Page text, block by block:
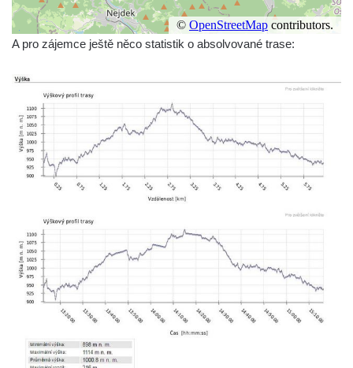
A pro zájemce ještě něco statistik o absolvované trase: